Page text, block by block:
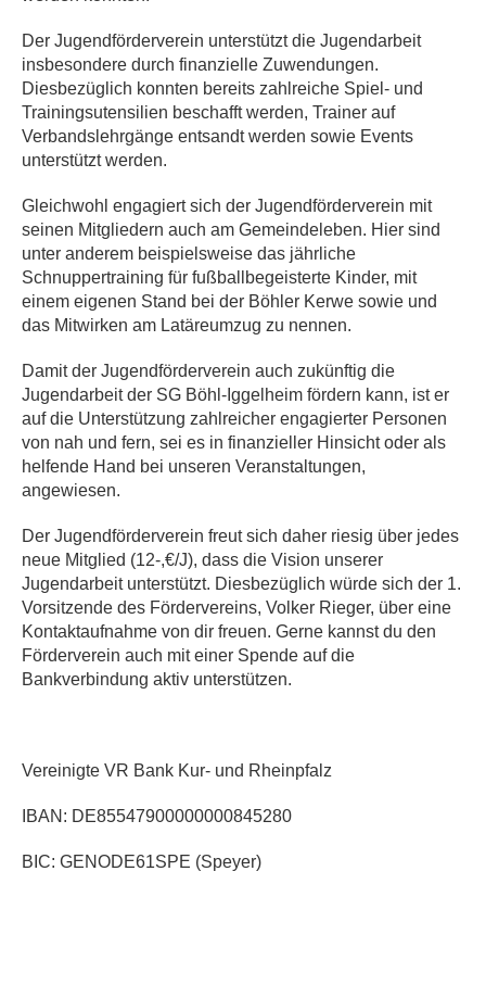
Der Jugendförderverein unterstützt die Jugendarbeit
insbesondere durch finanzielle Zuwendungen.
Diesbezüglich konnten bereits zahlreiche Spiel- und
Trainingsutensilien beschafft werden, Trainer auf
Verbandslehrgänge entsandt werden sowie Events
unterstützt werden.
Gleichwohl engagiert sich der Jugendförderverein mit
seinen Mitgliedern auch am Gemeindeleben. Hier sind
unter anderem beispielsweise das jährliche
Schnuppertraining für fußballbegeisterte Kinder, mit
einem eigenen Stand bei der Böhler Kerwe sowie und
das Mitwirken am Latäreumzug zu nennen.
Damit der Jugendförderverein auch zukünftig die
Jugendarbeit der SG Böhl-Iggelheim fördern kann, ist er
auf die Unterstützung zahlreicher engagierter Personen
von nah und fern, sei es in finanzieller Hinsicht oder als
helfende Hand bei unseren Veranstaltungen,
angewiesen.
Der Jugendförderverein freut sich daher riesig über jedes
neue Mitglied (12-,€/J), dass die Vision unserer
Jugendarbeit unterstützt. Diesbezüglich würde sich der 1.
Vorsitzende des Fördervereins, Volker Rieger, über eine
Kontaktaufnahme von dir freuen. Gerne kannst du den
Förderverein auch mit einer Spende auf die
Bankverbindung aktiv unterstützen.
Vereinigte VR Bank Kur- und Rheinpfalz
IBAN: DE85547900000000845280
BIC: GENODE61SPE (Speyer)